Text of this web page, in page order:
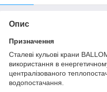
Опис
Призначення
Сталеві кульові крани
використання в
централізованого
водопостачання.